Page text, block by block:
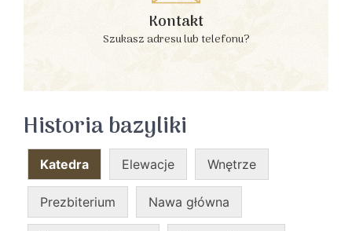
Kontakt
Szukasz adresu lub telefonu?
Historia bazyliki
Katedra Elewacje Wnętrze
Prezbiterium Nawa główna